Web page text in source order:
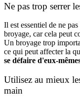
Ne pas trop serrer
Il est essentiel de ne
broyage, car cela peut
Un broyage trop
ce qui peut affecter la
se défaire d'eux-
Utilisez au mieux
main